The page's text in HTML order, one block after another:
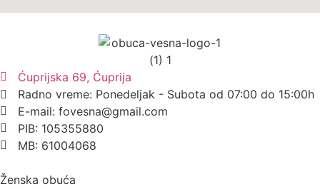
Ćuprijska 69, Ćuprija
Radno vreme: Ponedeljak - Subota od 07:00 do 15:00h
E-mail: fovesna@gmail.com
PIB: 105355880
MB: 61004068
Ženska obuća